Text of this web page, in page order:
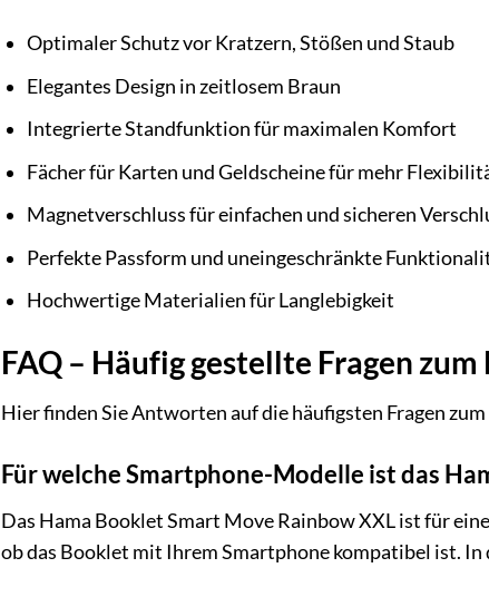
Optimaler Schutz vor Kratzern, Stößen und Staub
Elegantes Design in zeitlosem Braun
Integrierte Standfunktion für maximalen Komfort
Fächer für Karten und Geldscheine für mehr
Magnetverschluss für einfachen und sicheren
Perfekte Passform und uneingeschränkte
Hochwertige Materialien für Langlebigkeit
FAQ – Häufig gestellte Fragen
Hier finden Sie Antworten auf die häufigsten Fragen
Für welche Smartphone-Modelle ist das
Das Hama Booklet Smart Move Rainbow XXL ist für
ob das Booklet mit Ihrem Smartphone kompatibel ist.